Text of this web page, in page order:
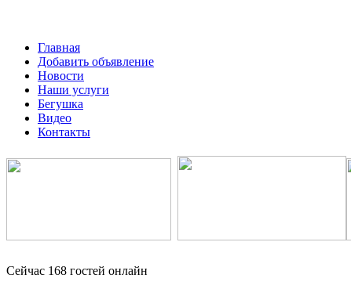
Главная
Добавить объявление
Новости
Наши услуги
Бегушка
Видео
Контакты
Сейчас 168 гостей онлайн